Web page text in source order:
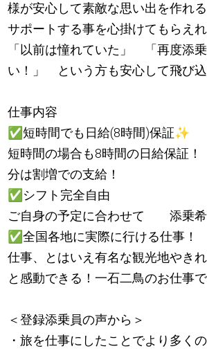
様が安心して素敵な思い出を作れ
サポートする事を心掛けてもらえれ
「以前は憧れていた」 「再度添
い！」 という方も安心して飛び込
仕事内容
✅短時間でも日給(8時間)保証✨
短時間の場合も8時間の日給保証
分は割増での支給！
✅ シフト完全自由
ご自身の予定に合わせて 添乗希
✅全国各地に実際に行ける仕事！
仕事、とはいえ有名な観光地やき
と感動できる！一石二鳥のお仕事
＜登録添乗員の声から＞
・旅を仕事にしたことでより多く